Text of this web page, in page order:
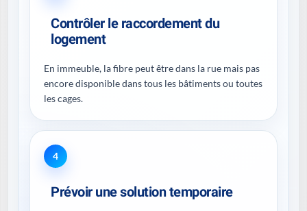
Contrôler le raccordement du
logement
En immeuble, la fibre peut être dans la rue mais pas
encore disponible dans tous les bâtiments ou toutes
les cages.
4
Prévoir une solution temporaire